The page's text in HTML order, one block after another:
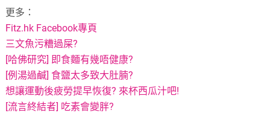
更多：
Fitz.hk Facebook專頁
三文魚污糟過屎?
[哈佛研究] 即食麵有幾唔健康?
[例湯過鹹] 食鹽太多致大肚腩?
想讓運動後疲勞提早恢復? 來杯西瓜汁吧!
[流言終結者] 吃素會變胖?